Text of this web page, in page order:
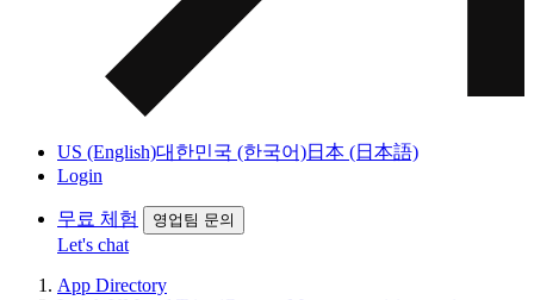
US (English)대한민국 (한국어)日本 (日本語)
Login
무료 체험 영업팀 문의
Let's chat
App Directory